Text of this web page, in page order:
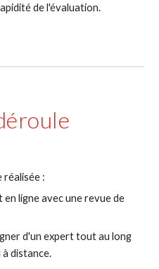
de l'évaluation.
réalisée :
ligne avec une revue de
d'un expert tout au long
distance.